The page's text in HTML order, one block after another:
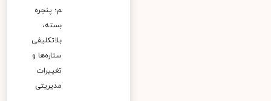
م؛ پنجره
بسته،
بلاتکلیفی
ستاره‌ها و
تغییرات
مدیریتی